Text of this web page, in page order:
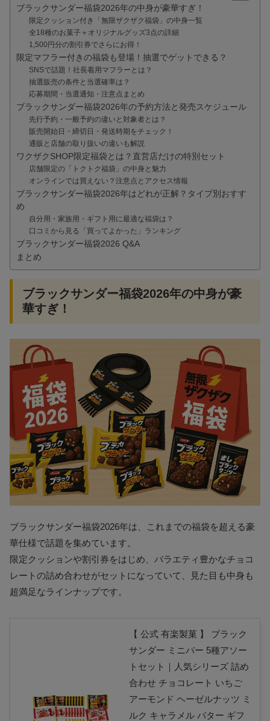
ブラックサンダー福袋2026年の中身が豪華すぎ！
限定クッション付き「無限ザクザク福袋」の中身一覧
全18種のお菓子＋オリジナルグッズ3点の詳細
1,500円分の割引券でさらにお得！
限定マフラー付きの福袋も登場！抽選でゲットできる？
SNSで話題！社長着用マフラーとは？
抽選販売の条件と当選確率は？
応募期間・当選通知・注意点まとめ
ブラックサンダー福袋2026年の予約方法と発売スケジュール
先行予約・一般予約の違いと対象者とは？
販売開始日・締切日・発送時期をチェック！
通販と店舗の取り扱いの違いも解説
ワクザクSHOP限定福袋とは？直営店だけの特別セット
店舗限定の「トクトク福袋」の中身と魅力
オンラインでは買えない？注意点とアクセス情報
ブラックサンダー福袋2026年はどれが正解？タイプ別おすす
め
自分用・家族用・ギフト用に最適な福袋は？
口コミから見る「買ってよかった」ランキング
ブラックサンダー福袋2026 Q&A
まとめ
ブラックサンダー福袋2026年の中身が豪
華すぎ！
ブラックサンダー福袋2026年は、これまでの福袋を超える豪
華仕様で話題を集めています。
限定クッションや割引券をはじめ、バラエティ豊かなチョコ
レートの詰め合わせがセットになっていて、見た目も中身も
超満足なラインナップです。
【 公式 有楽製菓 】 ブラック
サンダー ミニバー 5種アソー
トセット｜人気シリーズ 詰め
合わせ チョコレート いちご
アーモンド ヘーゼルナッツ ミ
ルク キャラメル バター ギフ